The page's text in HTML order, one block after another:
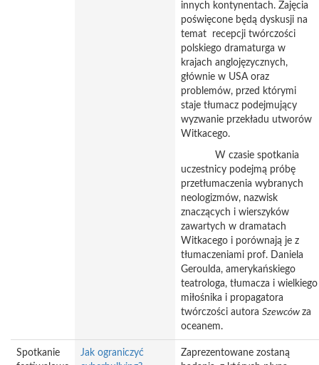
innych kontynentach. Zajęcia
poświęcone będą dyskusji na
temat recepcji twórczości
polskiego dramaturga w
krajach anglojęzycznych,
głównie w USA oraz
problemów, przed którymi
staje tłumacz podejmujący
wyzwanie przekładu utworów
Witkacego.
W czasie spotkania
uczestnicy podejmą próbę
przetłumaczenia wybranych
neologizmów, nazwisk
znaczących i wierszyków
zawartych w dramatach
Witkacego i porównają je z
tłumaczeniami prof. Daniela
Geroulda, amerykańskiego
teatrologa, tłumacza i wielkiego
miłośnika i propagatora
twórczości autora Szewców za
oceanem.
Spotkanie
Jak ograniczyć
Zaprezentowane zostaną